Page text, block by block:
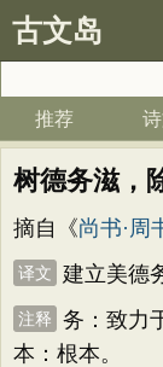
古文岛
推荐
树德务滋，
摘自《尚书·周
译文 建立美德
注释
务：致力
本：根本。